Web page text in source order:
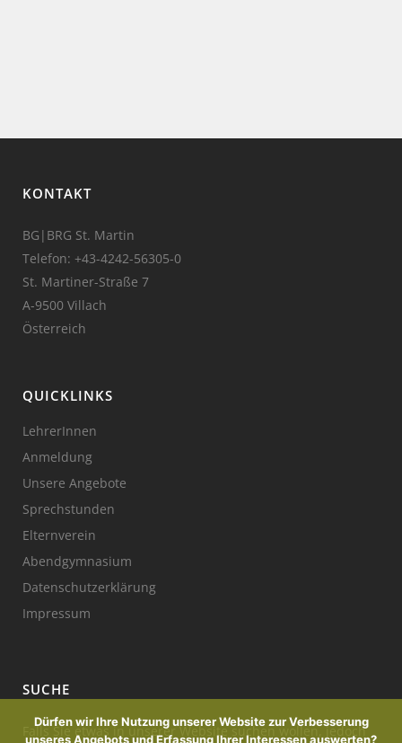
KONTAKT
BG|BRG St. Martin
Telefon: +43-4242-56305-0
St. Martiner-Straße 7
A-9500 Villach
Österreich
QUICKLINKS
LehrerInnen
Anmeldung
Unsere Angebote
Sprechstunden
Elternverein
Abendgymnasium
Datenschutzerklärung
Impressum
SUCHE
Falls Sie etwas in unserer Website suchen wollen, jedoch
Dürfen wir Ihre Nutzung unserer Website zur Verbesserung
unseres Angebots und Erfassung Ihrer Interessen auswerten?